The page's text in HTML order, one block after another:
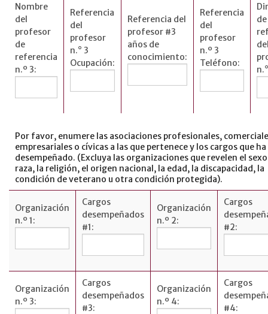
Nombre
del
profesor
de
referencia
n.º 3:
Referencia
del
profesor
n.° 3
Ocupación:
Referencia del
profesor #3
años de
conocimiento:
Referencia
del
profesor
n.º 3
Teléfono:
de
Por favor, enumere las asociaciones profesionales,
empresariales o cívicas a las que pertenece y los cargos que ha
desempeñado. (Excluya las organizaciones que revelen el
raza, la religión, el origen nacional, la edad, la discapacidad, la
condición de veterano u otra condición protegida).
Organización
n.º 1:
Cargos
desempeñados
#1:
Organización
n.º 2:
Cargos
#2:
Organización
n.º 3:
Cargos
desempeñados
#3:
Organización
n.º 4:
Cargos
#4: